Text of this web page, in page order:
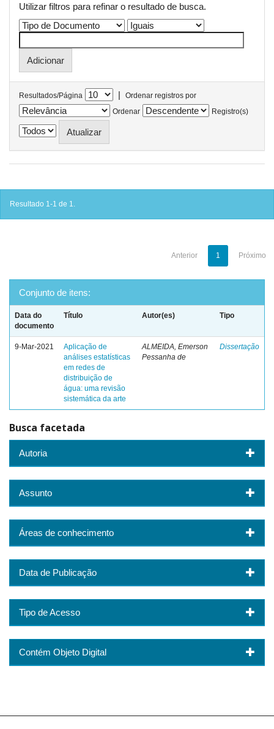
Utilizar filtros para refinar o resultado de busca.
Resultados/Página |
Ordenar registros por
Ordenar
Registro(s)
Resultado 1-1 de 1.
Anterior 1 Próximo
Conjunto de itens:
Data do
documento
Título Autor(es) Tipo
9-Mar-2021
Aplicação de
análises estatísticas
em redes de
distribuição de
água: uma revisão
sistemática da arte
ALMEIDA, Emerson
Pessanha de
Dissertação
Busca facetada
Autoria
Assunto
Áreas de conhecimento
Data de Publicação
Tipo de Acesso
Contém Objeto Digital